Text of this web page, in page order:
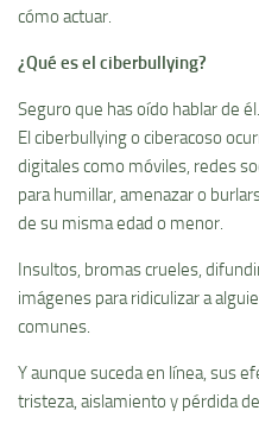
cómo actuar.
¿Qué es el ciberbullying?
Seguro que has oído hablar de él.
El ciberbullying o ciberacoso
digitales como móviles, redes
para humillar, amenazar o
de su misma edad o menor.
Insultos, bromas crueles,
imágenes para ridiculizar a
comunes.
Y aunque suceda en línea, sus
tristeza, aislamiento y pérdida